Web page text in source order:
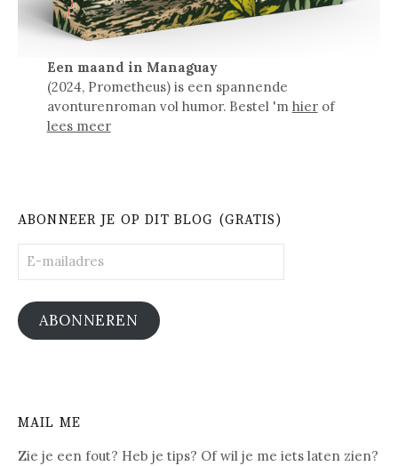
Een maand in Managuay
(2024, Prometheus) is een spannende
avonturenroman vol humor. Bestel 'm hierof
lees meer
ABONNEER JE OP DIT BLOG (GRATIS)
mailadres
ABONNEREN
MAIL ME
Zie je een fout? Heb je tips? Of wil je me iets laten zien?